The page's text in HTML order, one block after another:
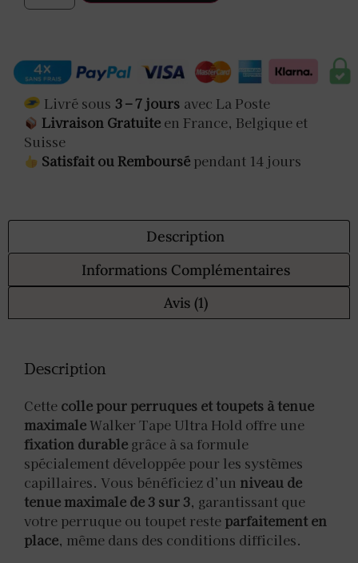
Livré sous 3 – 7 jours avec La Poste
Livraison Gratuite en France, Belgique et
Suisse
Satisfait ou Remboursé pendant 14 jours
Description
Informations Complémentaires
Avis (1)
Description
Cette colle pour perruques et toupets à tenue
maximaleWalker Tape Ultra Hold offre une
fixation durable grâce à sa formule
spécialement développée pour les systèmes
capillaires. Vous bénéficiez d’un niveau de
tenue maximale de 3 sur 3, garantissant que
votre perruque ou toupet reste parfaitement en
place, même dans des conditions difficiles.